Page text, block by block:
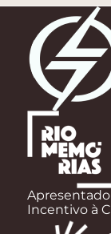
Incentivo à